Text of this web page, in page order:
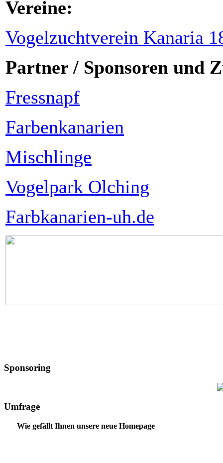
Vereine:
Vogelzuchtverein Kanaria
Partner / Sponsoren und
Fressnapf
Farbenkanarien
Mischlinge
Vogelpark Olching
Farbkanarien-uh.de
Sponsoring
Umfrage
Wie gefällt Ihnen unsere neue Homepage